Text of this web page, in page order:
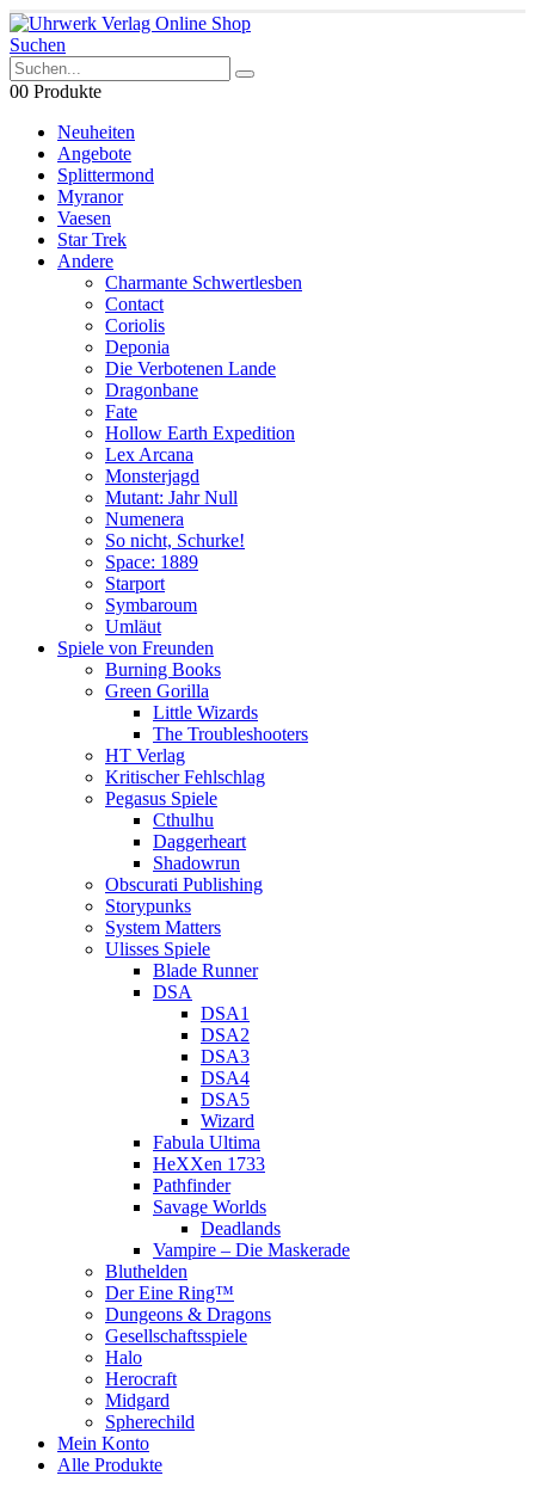
Suchen
00 Produkte
Neuheiten
Angebote
Splittermond
Myranor
Vaesen
Star Trek
Andere
Charmante Schwertlesben
Contact
Coriolis
Deponia
Die Verbotenen Lande
Dragonbane
Fate
Hollow Earth Expedition
Lex Arcana
Monsterjagd
Mutant: Jahr Null
Numenera
So nicht, Schurke!
Space: 1889
Starport
Symbaroum
Umläut
Spiele von Freunden
Burning Books
Green Gorilla
Little Wizards
The Troubleshooters
HT Verlag
Kritischer Fehlschlag
Pegasus Spiele
Cthulhu
Daggerheart
Shadowrun
Obscurati Publishing
Storypunks
System Matters
Ulisses Spiele
Blade Runner
DSA
DSA1
DSA2
DSA3
DSA4
DSA5
Wizard
Fabula Ultima
HeXXen 1733
Pathfinder
Savage Worlds
Deadlands
Vampire – Die Maskerade
Bluthelden
Der Eine Ring™
Dungeons & Dragons
Gesellschaftsspiele
Halo
Herocraft
Midgard
Spherechild
Mein Konto
Alle Produkte